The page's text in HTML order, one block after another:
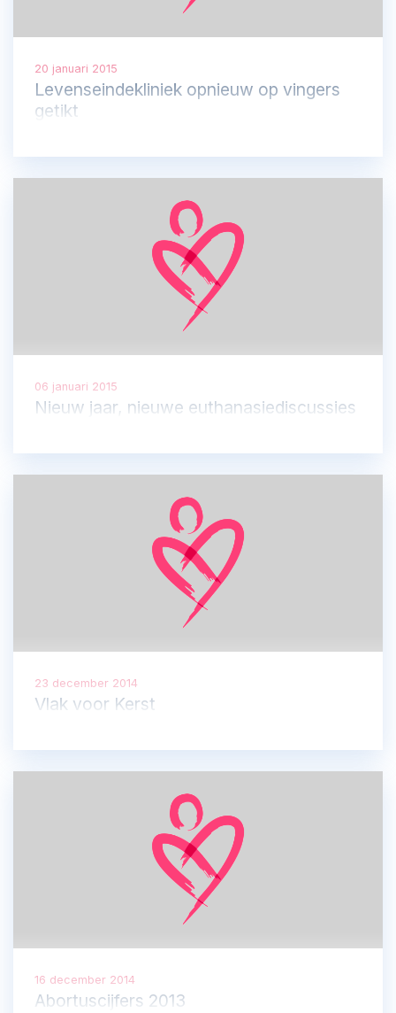
20 januari 2015
Levenseindekliniek opnieuw op vingers
getikt
06 januari 2015
Nieuw jaar, nieuwe euthanasiediscussies
23 december 2014
Vlak voor Kerst
16 december 2014
Abortuscijfers 2013